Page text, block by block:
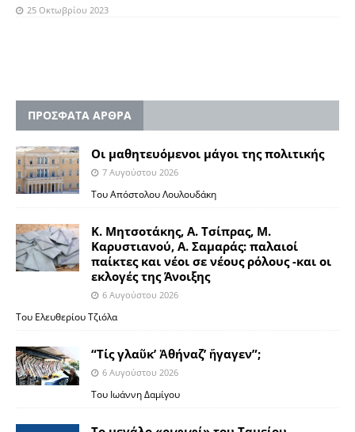
25 Οκτωβρίου 2023
ΠΡΟΣΦΑΤΑ ΑΡΘΡΑ
Οι μαθητευόμενοι μάγοι της πολιτικής
7 Αυγούστου 2026
Του Απόστολου Λουλουδάκη
Κ. Μητσοτάκης, Α. Τσίπρας, Μ.
Καρυστιανού, Α. Σαμαράς: παλαιοί
παίκτες και νέοι σε νέους ρόλους -και οι
εκλογές της Άνοιξης
6 Αυγούστου 2026
Του Ελευθερίου Τζιόλα
“Τίς γλαῦκ’ Ἀθήναζ’ ἤγαγεν”;
6 Αυγούστου 2026
Του Ιωάννη Δαμίγου